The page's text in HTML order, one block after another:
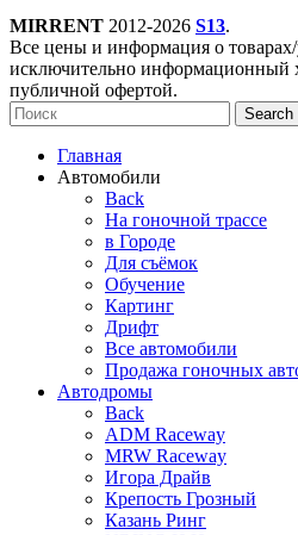
MIRRENT 2012-2026 S13.
Все цены и информация о товарах/
исключительно информационный
публичной офертой.
Search
Главная
Автомобили
Back
На гоночной трассе
в Городе
Для съёмок
Обучение
Картинг
Дрифт
Все автомобили
Продажа гоночных
Автодромы
Back
ADM Raceway
MRW Raceway
Игора Драйв
Крепость Грозный
Казань Ринг